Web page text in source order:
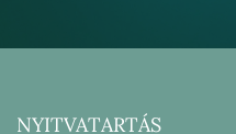
NYITVATARTÁS